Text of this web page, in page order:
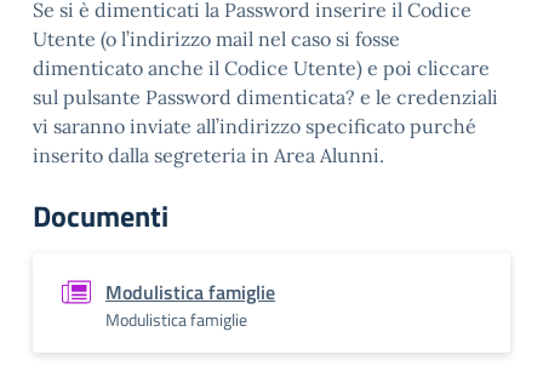
Se si è dimenticati la Password inserire il Codice
Utente (o l’indirizzo mail nel caso si fosse
dimenticato anche il Codice Utente) e poi cliccare
sul pulsante Password dimenticata? e le credenziali
vi saranno inviate all’indirizzo specificato purché
inserito dalla segreteria in Area Alunni.
Documenti
Modulistica famiglie
Modulistica famiglie